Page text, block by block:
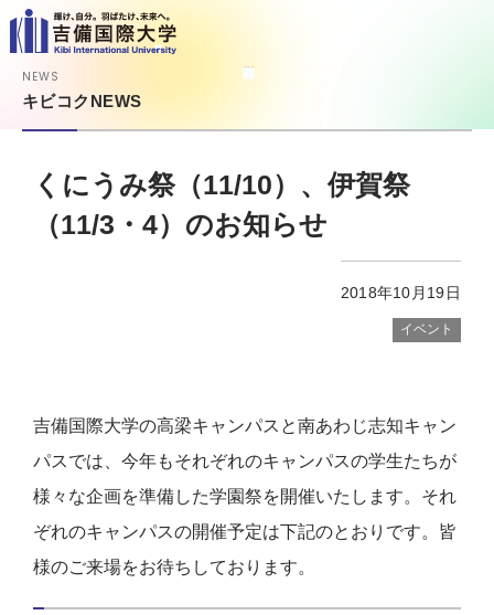
NEWS
キビコクNEWS
くにうみ祭（11/10）、伊賀祭
（11/3・4）のお知らせ
2018年10月19日
イベント
吉備国際大学の高梁キャンパスと南あわじ志知キャン
パスでは、今年もそれぞれのキャンパスの学生たちが
様々な企画を準備した学園祭を開催いたします。それ
ぞれのキャンパスの開催予定は下記のとおりです。皆
様のご来場をお待ちしております。